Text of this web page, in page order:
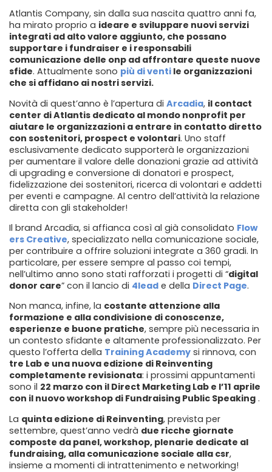
Atlantis Company, sin dalla sua nascita quattro anni fa,
ha mirato proprio a ideare e sviluppare nuovi servizi
integrati ad alto valore aggiunto, che possano
supportare i fundraiser e i responsabili
comunicazione delle onp ad affrontare queste nuove
sfide. Attualmente sono più di venti le organizzazioni
che si affidano ai nostri servizi.
Novità di quest’anno è l’apertura di Arcadia, il contact
center di Atlantis dedicato al mondo nonprofit per
aiutare le organizzazioni a entrare in contatto diretto
con sostenitori, prospect e volontari. Uno staff
esclusivamente dedicato supporterà le organizzazioni
per aumentare il valore delle donazioni grazie ad attività
di upgrading e conversione di donatori e prospect,
fidelizzazione dei sostenitori, ricerca di volontari e addetti
per eventi e campagne. Al centro dell’attività la relazione
diretta con gli stakeholder!
Il brand Arcadia, si affianca così al già consolidato Flow
ers Creative, specializzato nella comunicazione sociale,
per contribuire a offrire soluzioni integrate a 360 gradi. In
particolare, per essere sempre al passo coi tempi,
nell’ultimo anno sono stati rafforzati i progetti di “digital
donor care” con il lancio di 4lead e della Direct Page.
Non manca, infine, la costante attenzione alla
formazione e alla condivisione di conoscenze,
esperienze e buone pratiche, sempre più necessaria in
un contesto sfidante e altamente professionalizzato. Per
questo l’offerta della Training Academy si rinnova, con
tre Lab e una nuova edizione di Reinventing
completamente revisionata: i prossimi appuntamenti
sono il 22 marzo con il Direct Marketing Lab e l’11 aprile
con il nuovo workshop di Fundraising Public Speaking .
La quinta edizione di Reinventing, prevista per
settembre, quest’anno vedrà due ricche giornate
composte da panel, workshop, plenarie dedicate al
fundraising, alla comunicazione sociale alla csr,
insieme a momenti di intrattenimento e networking!